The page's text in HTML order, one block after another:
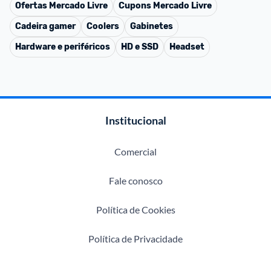
Ofertas Mercado Livre Cupons Mercado Livre
Cadeira gamer
Coolers
Gabinetes
Hardware e periféricos
HD e SSD Headset
Institucional
Comercial
Fale conosco
Política de Cookies
Política de Privacidade